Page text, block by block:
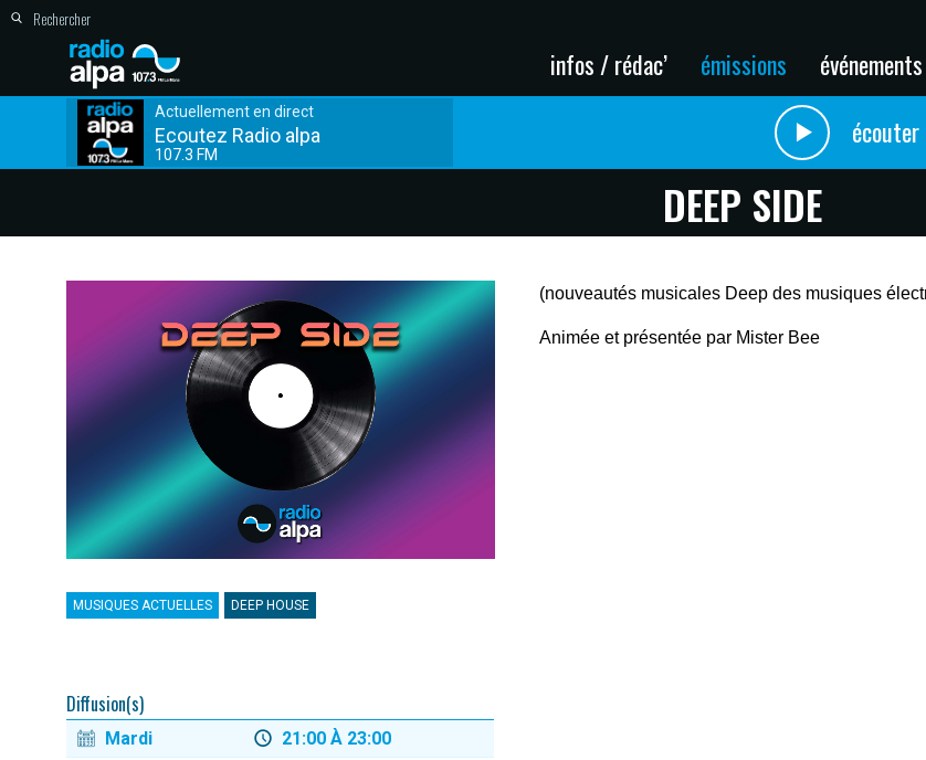
infos / rédac’ émissions
Actuellement en direct
Ecoutez Radio alpa
107.3 FM
DEEP SIDE
MUSIQUES ACTUELLES DEEP HOUSE
Diffusion(s)
Mardi 21:00 À 23:00
(nouveautés musicales Deep des musiques
Animée et présentée par Mister Bee